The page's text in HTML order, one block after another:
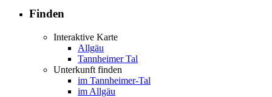
Finden
Interaktive Karte
Allgäu
Tannheimer Tal
Unterkunft finden
im Tannheimer-Tal
im Allgäu